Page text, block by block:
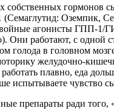
собственных гормонов
Оземпик,
агонисты ГПП-1/
Они работают, с одной
голода в головном
желудочно-
плавно, еда
испытываете чувство
препараты ради того,